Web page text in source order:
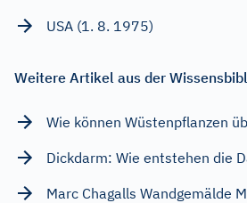
USA (1. 8. 1975)
Weitere Artikel aus der
Wie können Wüstenpflanzen
Dickdarm: Wie entstehen die
Marc Chagalls Wandgemälde